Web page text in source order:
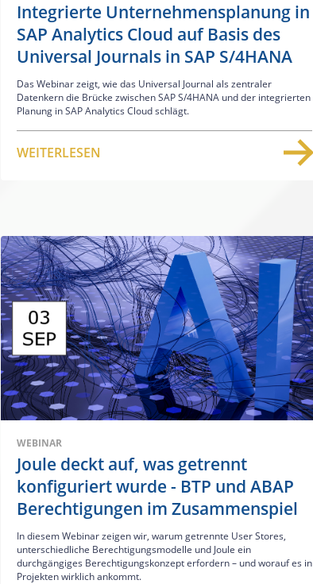
Integrierte Unternehmensplanung in
SAP Analytics Cloud auf Basis des
Universal Journals in SAP S/4HANA
Das Webinar zeigt, wie das Universal Journal als zentraler
Datenkern die Brücke zwischen SAP S/4HANA und der integrierten
Planung in SAP Analytics Cloud schlägt.
WEITERLESEN
WEBINAR
Joule deckt auf, was getrennt
konfiguriert wurde - BTP und ABAP
Berechtigungen im Zusammenspiel
In diesem Webinar zeigen wir, warum getrennte User Stores,
unterschiedliche Berechtigungsmodelle und Joule ein
durchgängiges Berechtigungskonzept erfordern – und worauf es in
Projekten wirklich ankommt.